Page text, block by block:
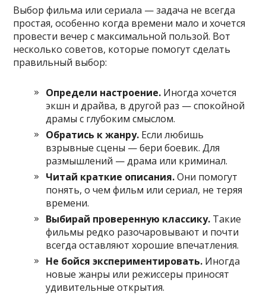
Выбор фильма или сериала — задача не всегда
простая, особенно когда времени мало и хочется
провести вечер с максимальной пользой. Вот
несколько советов, которые помогут сделать
правильный выбор:
Определи настроение. Иногда хочется
экшн и драйва, в другой раз — спокойной
драмы с глубоким смыслом.
Обратись к жанру. Если любишь
взрывные сцены — бери боевик. Для
размышлений — драма или криминал.
Читай краткие описания.Они помогут
понять, о чем фильм или сериал, не теряя
времени.
Выбирай проверенную классику. Такие
фильмы редко разочаровывают и почти
всегда оставляют хорошие впечатления.
Не бойся экспериментировать. Иногда
новые жанры или режиссеры приносят
удивительные открытия.